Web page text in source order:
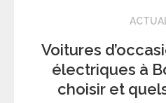
Voitures
électriques à
choisir et